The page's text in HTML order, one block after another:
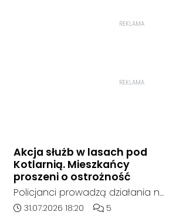
REKLAMA
REKLAMA
Akcja służb w lasach pod
Kotlarnią. Mieszkańcy
proszeni o ostrożność
Policjanci prowadzą działania na
terenie kompleksów leśnych w
Data dodania artykułu:
31.07.2026 18:20 Liczba komentarzy
5